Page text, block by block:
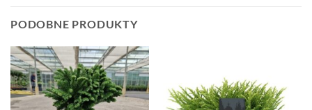
PODOBNE PRODUKTY